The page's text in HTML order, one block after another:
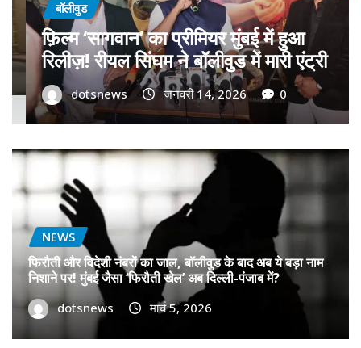
गोवा मुख्यमंत्री डॉ. प्रमोद सावंत का ‘गोदान’
को बड़ा समर्थन; पोस्टर विमोचन कर मथुरा से
फिल्म गोदान की टीम का बढ़ाया मान!
dotsnews जनवरी 9, 2026 0
NEWS
फिरौती और विदेशी नंबरों का जाल, बॉलीवुड के बाद अब ये बड़ा नाम
निशाने पर! मुंबई जैसा ‘फिरौती खेल’ अब दिल्ली-पंजाब में?
dotsnews मार्च 5, 2026